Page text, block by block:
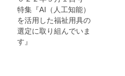
特集『AI（人工知能）
を活用した福祉用具の
選定に取り組んでいま
す』